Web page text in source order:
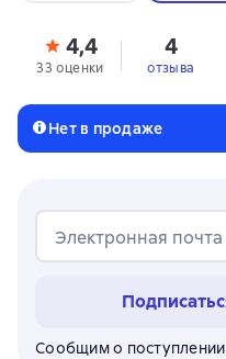
4,4
33 оценки
4
отзыва
Нет в продаже
Электронная почта
Сообщим о